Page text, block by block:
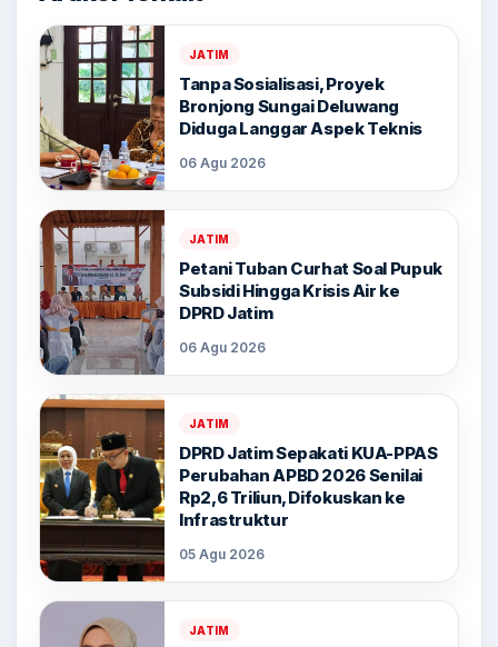
JATIM
Tanpa Sosialisasi, Proyek
Bronjong Sungai Deluwang
Diduga Langgar Aspek Teknis
06 Agu 2026
JATIM
Petani Tuban Curhat Soal Pupuk
Subsidi Hingga Krisis Air ke
DPRD Jatim
06 Agu 2026
JATIM
DPRD Jatim Sepakati KUA-PPAS
Perubahan APBD 2026 Senilai
Rp2,6 Triliun, Difokuskan ke
Infrastruktur
05 Agu 2026
JATIM